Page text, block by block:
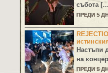
събота
ПРЕДИ 5
Настъпи
на
ПРЕДИ 5